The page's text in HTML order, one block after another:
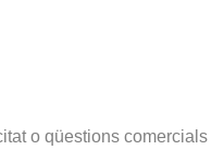
o qüestions comercials